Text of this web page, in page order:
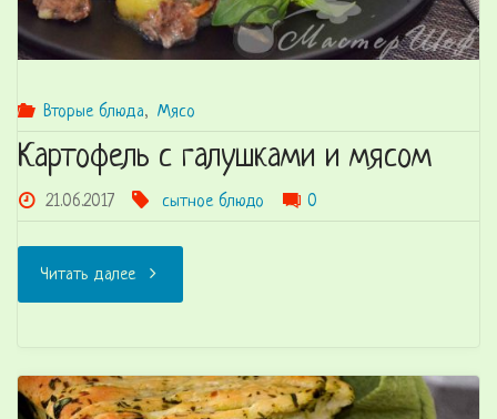
Вторые блюда, Мясо
Картофель с галушками и мясом
21.06.2017 сытное блюдо 0
Читать далее"Картофель
галушками